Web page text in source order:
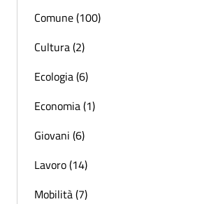
Comune (100)
Cultura (2)
Ecologia (6)
Economia (1)
Giovani (6)
Lavoro (14)
Mobilità (7)